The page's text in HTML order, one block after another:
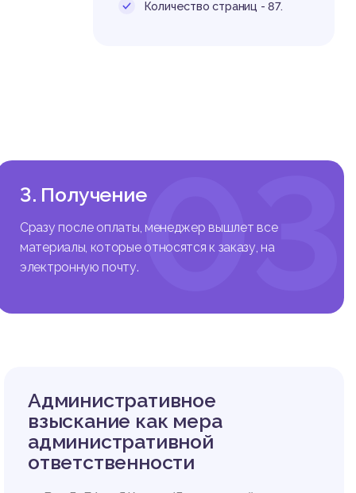
пра
и п
выяв
ана
о
при
Количество страниц - 87.
03
3. Получение
Сразу после оплаты, менеджер вышлет все
материалы, которые относятся к заказу, на
электронную почту.
Административное
взыскание как мера
административной
ответственности